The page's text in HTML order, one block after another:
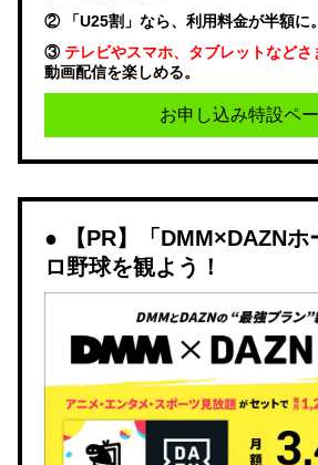
② 「U25割」なら、利用料金が半額に。
③ テレビやスマホ、タブレットなどさ
動画配信を楽しめる。
お申し込み特設ペ
【PR】「DMM×DAZN
ロ野球を観よう！